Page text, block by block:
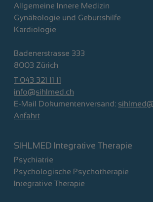
Allgemeine Innere Medizin
Gynäkologie und Geburtshilfe
Kardiologie
Badenerstrasse 333
8003 Zürich
T 043 321 11 11
info@sihlmed.ch
E-Mail Dokumentenversand:
Anfahrt
SIHLMED Integrative Therapie
Psychiatrie
Psychologische Psychotherapie
Integrative Therapie